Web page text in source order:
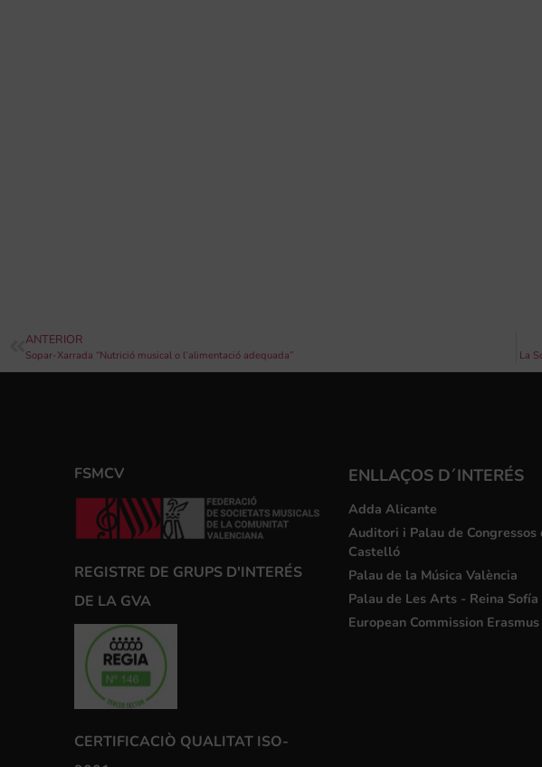
ANTERIOR
Sopar-Xarrada “Nutrició musical o l’alimentació adequada” La
FSMCV
REGISTRE DE GRUPS D'INTERÉS
DE LA GVA
CERTIFICACIÒ QUALITAT ISO-
ENLLAÇOS D´INTERÉS
Adda Alicante
Auditori i Palau de Congressos
Castelló
Palau de la Música València
Palau de Les Arts - Reina Sofía
European Commission Erasmus